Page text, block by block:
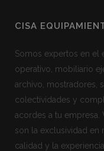
CISA
Somos expertos en el
operativo, mobiliario
archivo, mostradores,
colectividades y
acordes a tu empresa.
son la exclusividad en
calidad y la experiencia.